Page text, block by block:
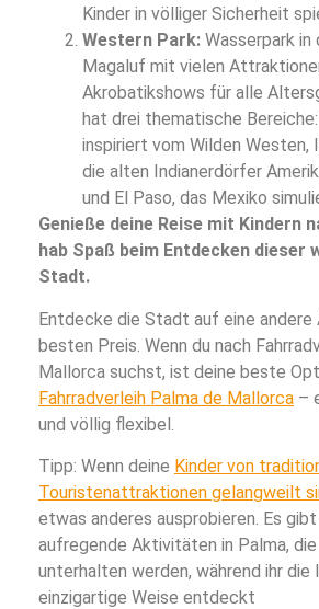
Kinder in völliger Sicherheit
Western Park: Wasserpark in
Magaluf mit vielen
Akrobatikshows für alle
hat drei thematische
inspiriert vom Wilden Westen,
die alten Indianerdörfer
und El Paso, das Mexiko
Genieße deine Reise mit Kindern
hab Spaß beim Entdecken dieser
Stadt.
Entdecke die Stadt auf eine andere
besten Preis. Wenn du nach
Mallorca suchst, ist deine beste
Fahrradverleih Palma de Mallorca –
und völlig flexibel.
Tipp: Wenn deine Kinder von
Touristenattraktionen gelangweilt
etwas anderes ausprobieren. Es
aufregende Aktivitäten in Palma,
unterhalten werden, während ihr die
einzigartige Weise entdeckt